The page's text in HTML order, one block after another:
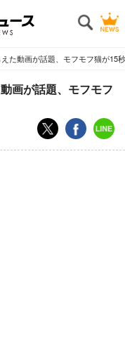
た動画が話題、モフモフ猫が15
画が話題、モフモフ